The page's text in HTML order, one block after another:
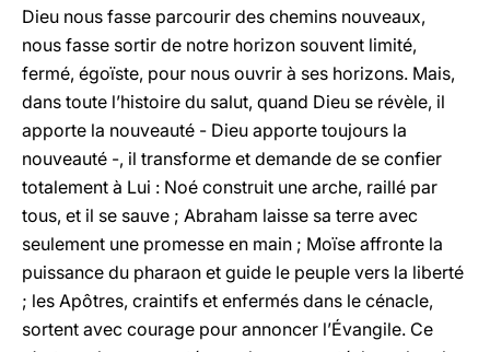
Dieu nous fasse parcourir des chemins nouveaux,
nous fasse sortir de notre horizon souvent limité,
fermé, égoïste, pour nous ouvrir à ses horizons. Mais,
dans toute l’histoire du salut, quand Dieu se révèle, il
apporte la nouveauté - Dieu apporte toujours la
nouveauté -, il transforme et demande de se confier
totalement à Lui : Noé construit une arche, raillé par
tous, et il se sauve ; Abraham laisse sa terre avec
seulement une promesse en main ; Moïse affronte la
puissance du pharaon et guide le peuple vers la liberté
; les Apôtres, craintifs et enfermés dans le cénacle,
sortent avec courage pour annoncer l’Évangile. Ce